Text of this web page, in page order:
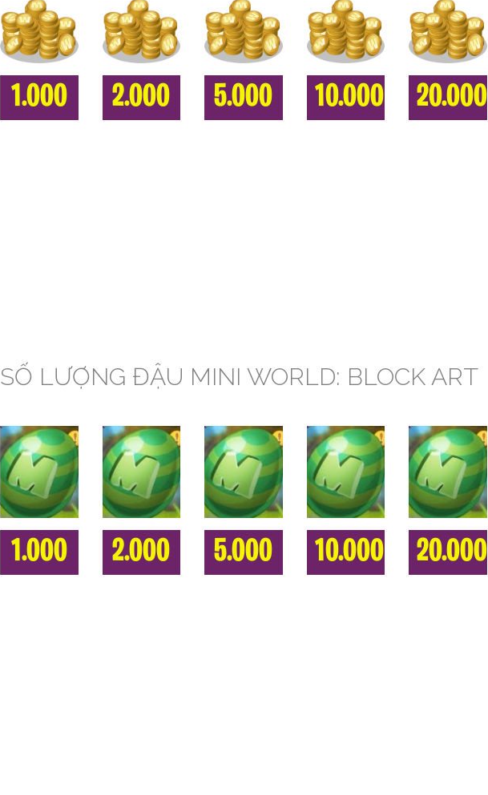
1.000 2.000 5.000 10.000 20.000
SỐ LƯỢNG ĐẬU MINI WORLD: BLOCK ART
1.000 2.000 5.000 10.000 20.000